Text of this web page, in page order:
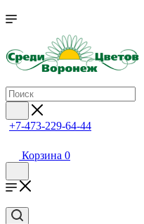
+7-473-229-64-44
Корзина 0